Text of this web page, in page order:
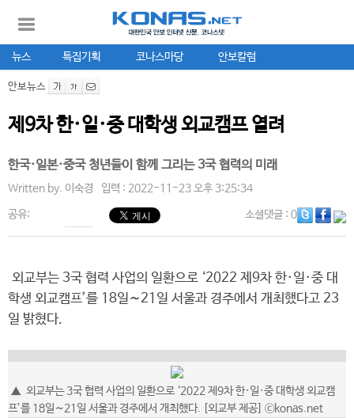
뉴스 특집기획 코나스마당 안보칼럼
안보뉴스
제9차 한·일·중 대학생 외교캠프 열려
한국·일본·중국 청년들이 함께 그리는 3국 협력의 미래
Written by. 이숙경 입력 : 2022-11-23 오후 3:25:34
공유: 소셜댓글: 0
외교부는 3국 협력 사업의 일환으로 ‘2022 제9차 한·일·중 대
학생 외교캠프’를 18일∼21일 서울과 경주에서 개최했다고 23
일 밝혔다.
▲ 외교부는 3국 협력 사업의 일환으로 ‘2022 제9차 한·일·중 대학생 외교캠
프’를 18일∼21일 서울과 경주에서 개최했다. [외교부 제공] ⓒkonas.net